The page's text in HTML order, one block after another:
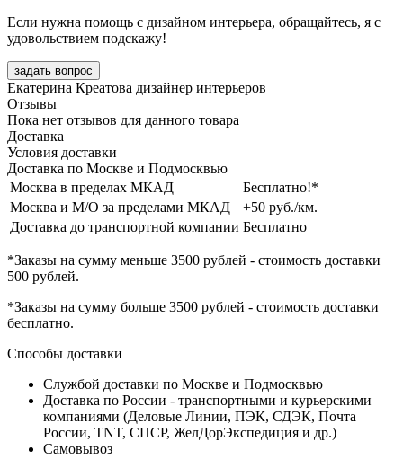
Если нужна помощь с дизайном интерьера, обращайтесь, я с
удовольствием подскажу!
задать вопрос
Екатерина Креатова дизайнер интерьеров
Отзывы
Пока нет отзывов для данного товара
Доставка
Условия доставки
Доставка по Москве и Подмосквью
Москва в пределах МКАД
Бесплатно!*
Москва и М/О за пределами МКАД
+50 руб./км.
Доставка до транспортной компании Бесплатно
*Заказы на сумму меньше 3500 рублей - стоимость доставки
500 рублей.
*Заказы на сумму больше 3500 рублей - стоимость доставки
бесплатно.
Способы доставки
Службой доставки по Москве и Подмосквью
Доставка по России - транспортными и курьерскими
компаниями (Деловые Линии, ПЭК, СДЭК, Почта
России, TNT, СПСР, ЖелДорЭкспедиция и др.)
Самовывоз